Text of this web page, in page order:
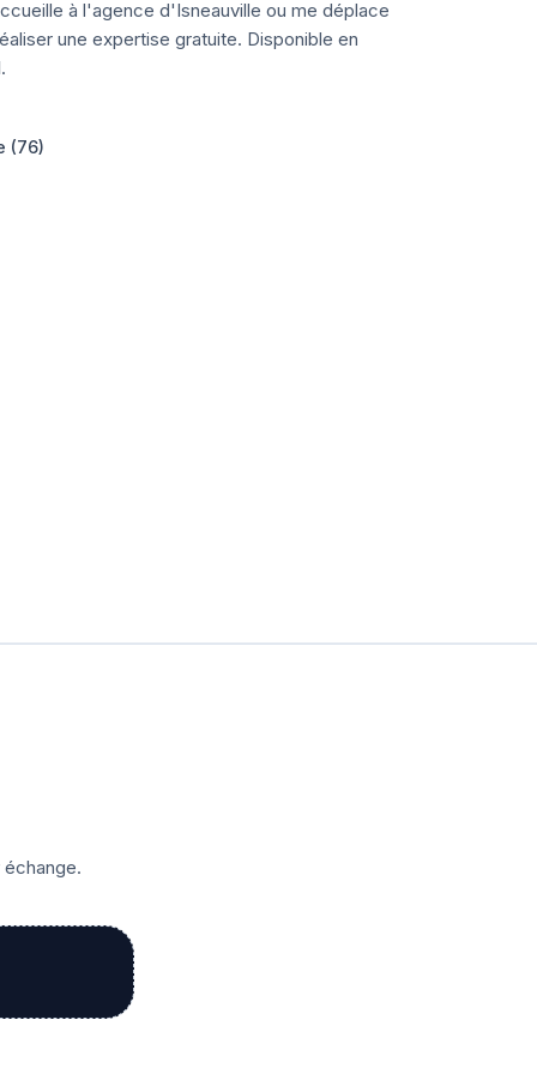
à l'agence d'Isneauville ou me déplace
une expertise gratuite. Disponible en
(76)